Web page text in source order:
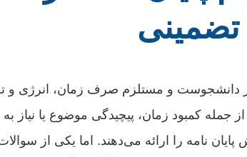
تضمینی
دانشجوست و مستلزم صرف زمان، انرژی و
جمله کمبود زمان، پیچیدگی موضوع یا
نامه را ارائه می‌دهند. اما یکی از